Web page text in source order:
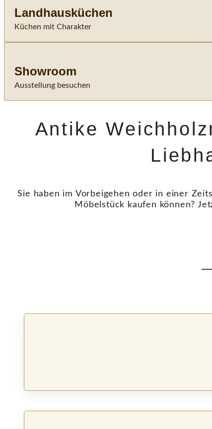
Landhausküchen
Küchen mit Charakter
Showroom
Ausstellung besuchen
Antike
Sie haben im Vorbeigehen oder in einer
Möbelstück kaufen können?